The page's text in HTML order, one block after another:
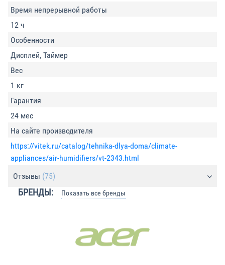
Время непрерывной работы
12 ч
Особенности
Дисплей, Таймер
Вес
1 кг
Гарантия
24 мес
На сайте производителя
https://vitek.ru/catalog/tehnika-dlya-doma/climate-
appliances/air-humidifiers/vt-2343.html
Отзывы (75)
БРЕНДЫ: Показать все бренды